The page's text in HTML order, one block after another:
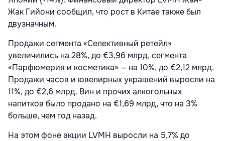
Жак Гийони сообщил, что рост в Китае также был
двузначным.
Продажи сегмента «Селективный ретейл»
увеличились на 28%, до €3,96 млрд, сегмента
«Парфюмерия и косметика» — на 10%, до €2,12 млрд.
Продажи часов и ювелирных украшений выросли на
11%, до €2,6 млрд. Вин и прочих алкогольных
напитков было продано на €1,69 млрд, что на 3%
больше, чем год назад.
На этом фоне акции LVMH выросли на 5,7% до